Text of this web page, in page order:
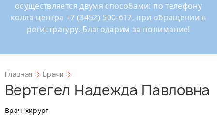
осуществляется двумя способами: по телефону
колла-центра +7 (3452) 500-617, при обращении в
регистратуру. Благодарим за понимание!
Главная Врачи
Вертегел Надежда Павловна
Врач-хирург